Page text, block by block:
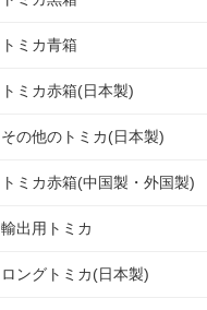
トミカ青箱
トミカ赤箱(日本製)
その他のトミカ(日本製)
トミカ赤箱(中国製・外国製)
輸出用トミカ
ロングトミカ(日本製)